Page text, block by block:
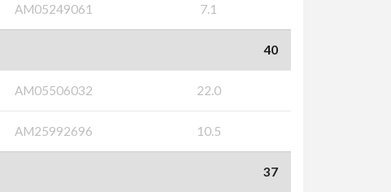
AM05249061 7.1
40
AM05506032 22.0
AM25992696 10.5
37